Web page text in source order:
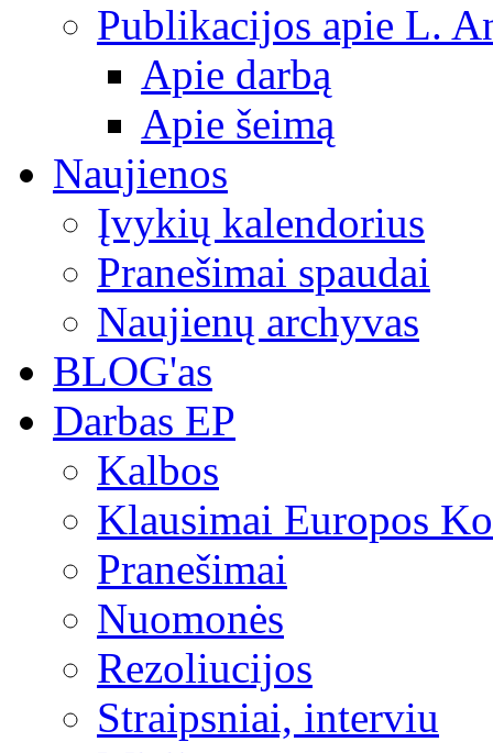
Publikacijos apie L.
Apie darbą
Apie šeimą
Naujienos
Įvykių kalendorius
Pranešimai spaudai
Naujienų archyvas
BLOG'as
Darbas EP
Kalbos
Klausimai Europos
Pranešimai
Nuomonės
Rezoliucijos
Straipsniai, interviu